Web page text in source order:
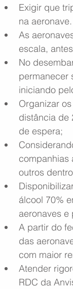
Exigir que
na aeronave.
As
escala,
No
permanecer
iniciando
Organizar
distância de
de espera;
companhias
outros
álcool 70%
aeronaves e
A partir do
das
com maior
Atender
RDC da